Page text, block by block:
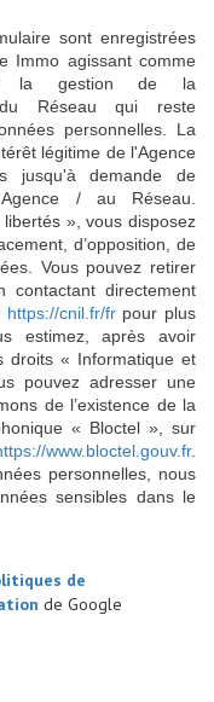
sont enregistrées
Immo agissant comme
la gestion de la
Réseau qui reste
personnelles. La
légitime de l'Agence
jusqu'à demande de
/ au Réseau.
», vous disposez
d’opposition, de
Vous pouvez retirer
contactant directement
https://cnil.fr/frpour plus
estimez, après avoir
droits « Informatique et
pouvez adresser une
de l’existence de la
« Bloctel », sur
www.bloctel.gouv.fr.
personnelles, nous
sensibles dans le
de
de Google